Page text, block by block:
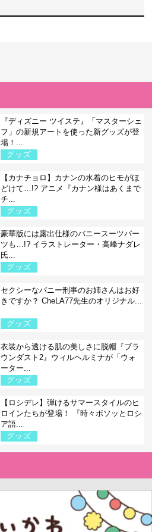
『ディズニー ツイステ』「マスターシェ
フ」の新規アートを使った新グッズが登
場！...
グッズ
【カナチョロ】カナンの水着のヒモがほ
どけて…!? アニメ『カナン様はあくまで
チ...
グッズ
豪華版には露出仕様のバニースーツパー
ツも…!? イラストレーター・高峰ナダレ
氏...
グッズ
セクシーなバニー刑事のお姉さんはお好
きですか？ CheLA77先生のオリジナル...
グッズ
衣装から透ける肌の美しさに脱帽『ブラ
ウンダスト2』ウィルヘルミナが「ウォ
ーター...
グッズ
【ロシデレ】弾けるサマースタイルのヒ
ロインたちが登場！ 『時々ボソッとロシ
ア語...
グッズ